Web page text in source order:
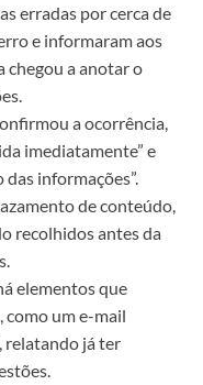
erradas por cerca de
e informaram aos
chegou a anotar o
a ocorrência,
imediatamente” e
informações”.
de conteúdo,
recolhidos antes da
elementos que
como um e-mail
relatando já ter